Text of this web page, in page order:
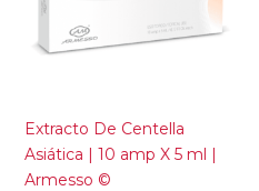
Extracto De Centella
Asiática | 10 amp X 5 ml |
Armesso ©